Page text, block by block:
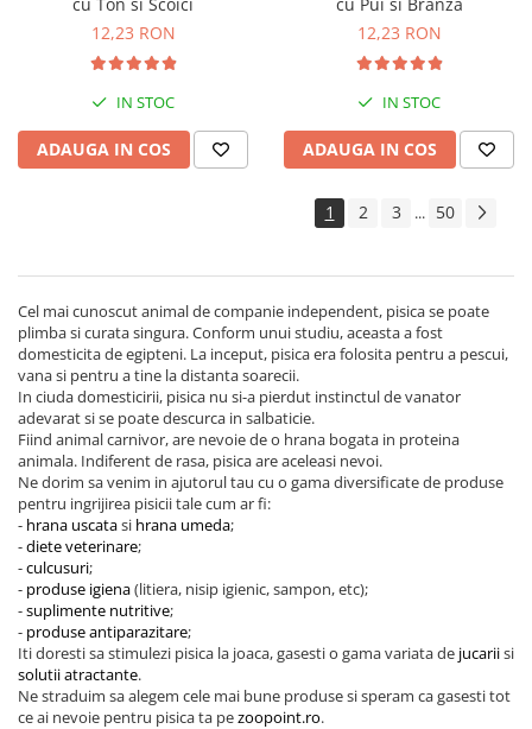
12,23 RON
IN STOC
ADAUGA IN COS
12,23 RON
IN STOC
ADAUGA IN COS
1 2 3 ... 50
Cel mai cunoscut animal de companie independent, pisica se poate
plimba si curata singura. Conform unui studiu, aceasta a fost
domesticita de egipteni. La inceput, pisica era folosita pentru a pescui,
vana si pentru a tine la distanta soarecii.
In ciuda domesticirii, pisica nu si-a pierdut instinctul de vanator
adevarat si se poate descurca in salbaticie.
Fiind animal carnivor, are nevoie de o hrana bogata in proteina
animala. Indiferent de rasa, pisica are aceleasi nevoi.
Ne dorim sa venim in ajutorul tau cu o gama diversificate de produse
pentru ingrijirea pisicii tale cum ar fi:
- hrana uscatasi hrana umeda;
-diete veterinare;
-culcusuri;
- produse igiena(litiera, nisip igienic, sampon, etc);
-suplimente nutritive;
- produse antiparazitare;
Iti doresti sa stimulezi pisica la joaca, gasesti o gama variata de jucariisi
solutii atractante.
Ne straduim sa alegem cele mai bune produse si speram ca gasesti tot
ce ai nevoie pentru pisica ta pezoopoint.ro.